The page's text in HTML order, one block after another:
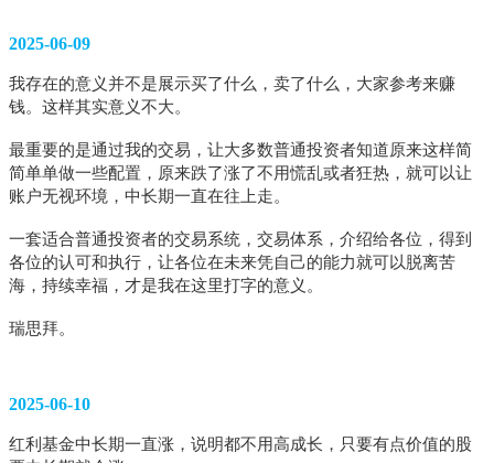
2025-06-09
我存在的意义并不是展示买了什么，卖了什么，大家参考来赚
钱。这样其实意义不大。
最重要的是通过我的交易，让大多数普通投资者知道原来这样简
简单单做一些配置，原来跌了涨了不用慌乱或者狂热，就可以让
账户无视环境，中长期一直在往上走。
一套适合普通投资者的交易系统，交易体系，介绍给各位，得到
各位的认可和执行，让各位在未来凭自己的能力就可以脱离苦
海，持续幸福，才是我在这里打字的意义。
瑞思拜。
2025-06-10
红利基金中长期一直涨，说明都不用高成长，只要有点价值的股